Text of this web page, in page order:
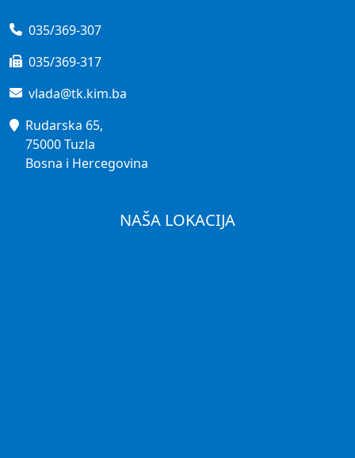
035/369-307
035/369-317
vlada@tk.kim.ba
Rudarska 65,
75000 Tuzla
Bosna i Hercegovina
NAŠA LOKACIJA